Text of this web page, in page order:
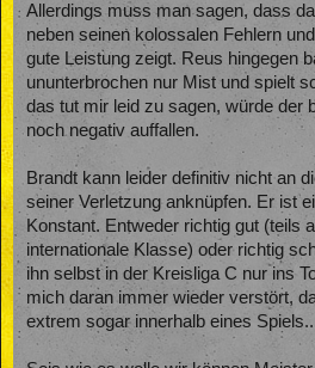
Allerdings muss man sagen, dass
neben seinen kolossalen Fehlern
gute Leistung zeigt. Reus hingegen
ununterbrochen nur Mist und spielt
das tut mir leid zu sagen, würde der
noch negativ auffallen.
Brandt kann leider definitiv nicht an
seiner Verletzung anknüpfen. Er ist
Konstant. Entweder richtig gut (teils
internationale Klasse) oder richtig
ihn selbst in der Kreisliga C nur ins
mich daran immer wieder verstört,
extrem sogar innerhalb eines